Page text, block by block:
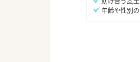
年齢や性別